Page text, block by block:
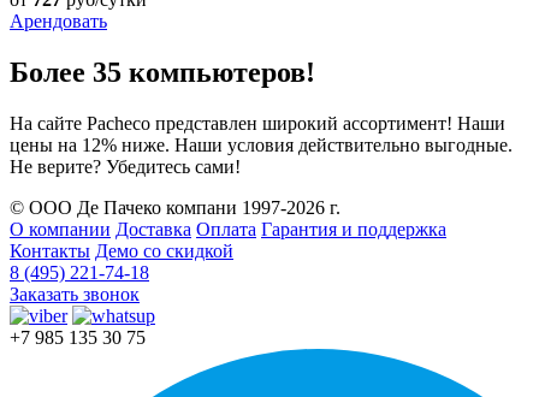
Арендовать
Более 35 компьютеров!
На сайте Pacheco представлен широкий ассортимент! Наши
цены на 12% ниже. Наши условия действительно выгодные.
Не верите? Убедитесь сами!
© ООО Де Пачеко компани 1997-2026 г.
О компании Доставка Оплата Гарантия и поддержка
Контакты Демо со скидкой
8 (495) 221-74-18
Заказать звонок
+7 985 135 30 75